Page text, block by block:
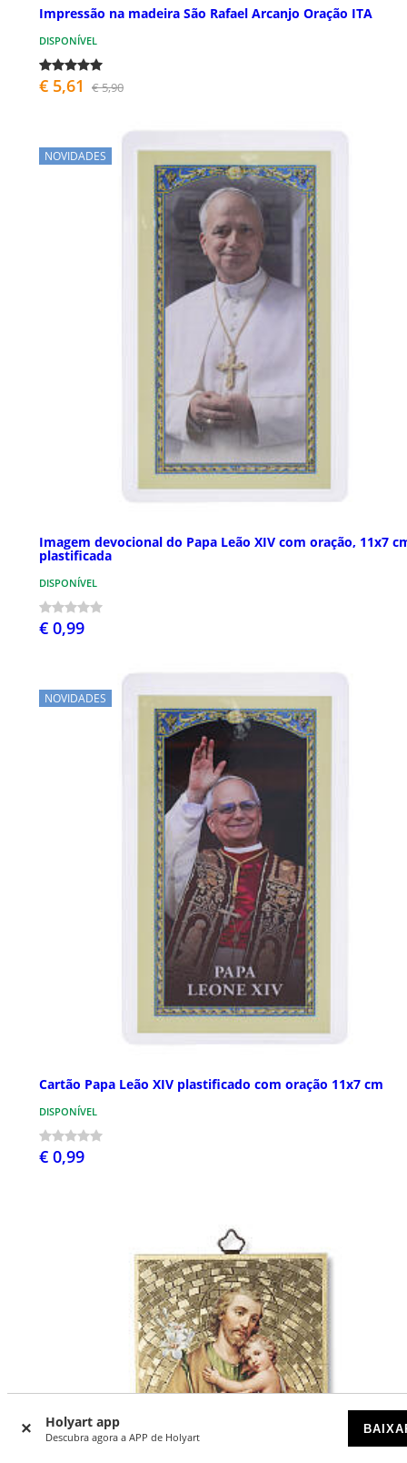
Holyart app
Descubra agora a APP de Holyart
Impressão na madeira São Rafael Arcanjo Oração ITA
DISPONÍVEL
€ 5,61 € 5,90
NOVIDADES
Imagem devocional do Papa Leão XIV com oração, 11x7
plastificada
DISPONÍVEL
€ 0,99
NOVIDADES
Cartão Papa Leão XIV plastificado com oração 11x7 cm
DISPONÍVEL
€ 0,99